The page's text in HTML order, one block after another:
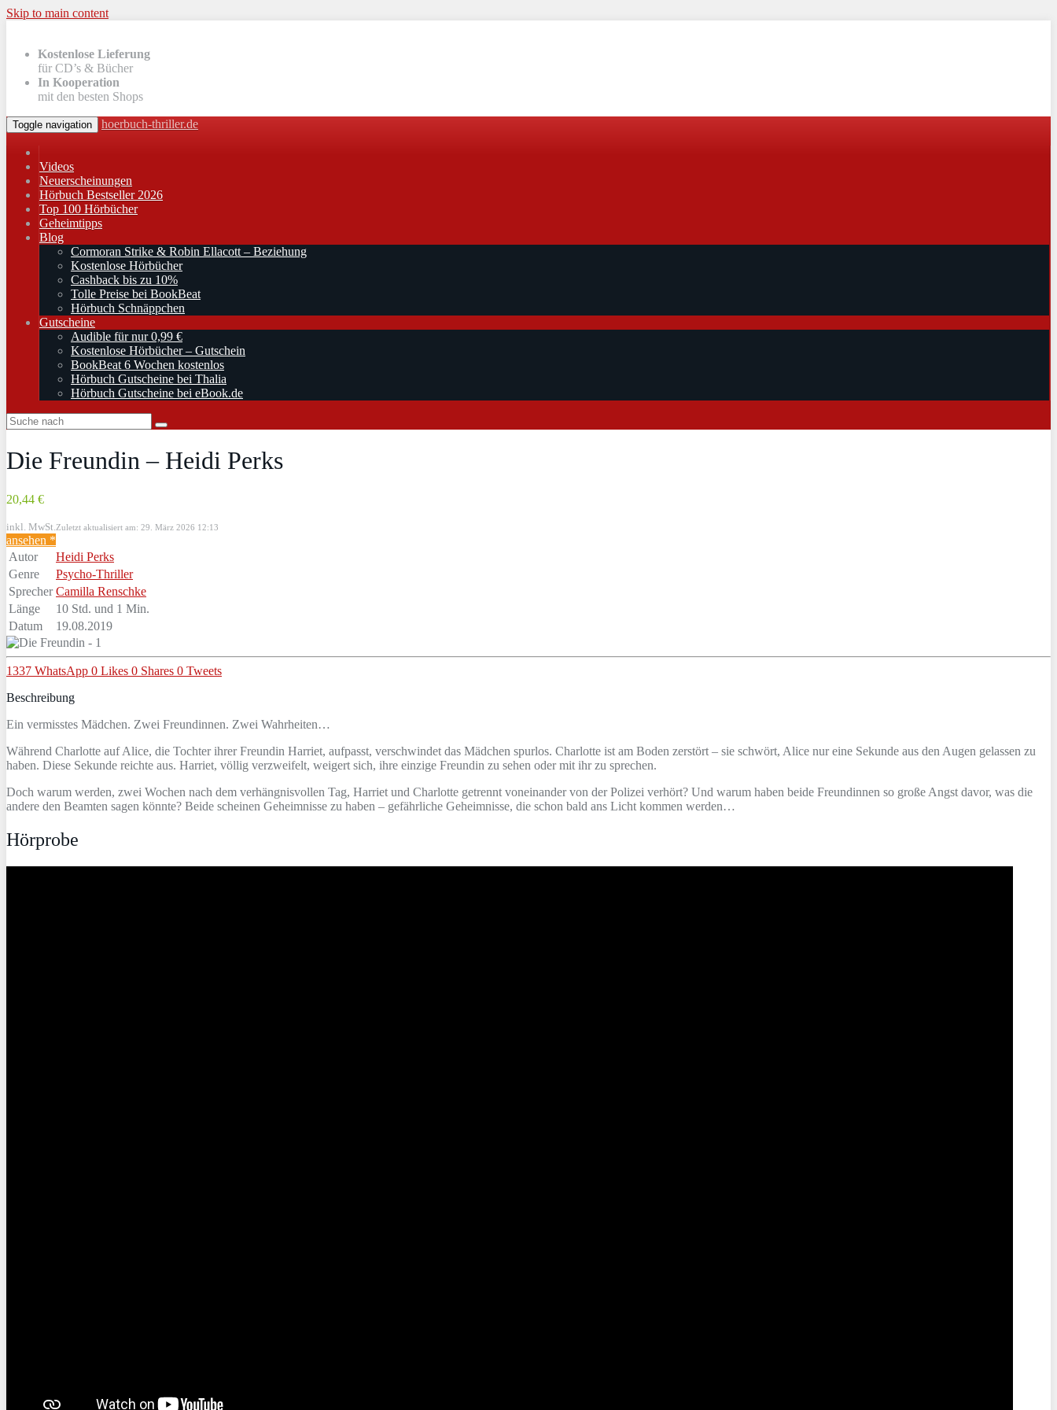
Skip to main content
Kostenlose Lieferung
für CD’s & Bücher
In Kooperation
mit den besten Shops
Toggle navigation hoerbuch-thriller.de
Videos
Neuerscheinungen
Hörbuch Bestseller 2026
Top 100 Hörbücher
Geheimtipps
Blog
Cormoran Strike & Robin Ellacott – Beziehung
Kostenlose Hörbücher
Cashback bis zu 10%
Tolle Preise bei BookBeat
Hörbuch Schnäppchen
Gutscheine
Audible für nur 0,99 €
Kostenlose Hörbücher – Gutschein
BookBeat 6 Wochen kostenlos
Hörbuch Gutscheine bei Thalia
Hörbuch Gutscheine bei eBook.de
Die Freundin – Heidi Perks
20,44 €
inkl. MwSt. Zuletzt aktualisiert am: 29. März 2026 12:13
ansehen *
Autor
Heidi Perks
Genre
Psycho-Thriller
Sprecher Camilla Renschke
Länge
10 Std. und 1 Min.
Datum
19.08.2019
1337 WhatsApp 0 Likes 0 Shares 0 Tweets
Beschreibung
Ein vermisstes Mädchen. Zwei Freundinnen. Zwei Wahrheiten…
Während Charlotte auf Alice, die Tochter ihrer Freundin Harriet, aufpasst, verschwindet das Mädchen spurlos. Charlotte ist am Boden zerstört – sie schwört, Alice nur eine Sekunde aus den Augen gelassen zu
haben. Diese Sekunde reichte aus. Harriet, völlig verzweifelt, weigert sich, ihre einzige Freundin zu sehen oder mit ihr zu sprechen.
Doch warum werden, zwei Wochen nach dem verhängnisvollen Tag, Harriet und Charlotte getrennt voneinander von der Polizei verhört? Und warum haben beide Freundinnen so große Angst davor, was die
andere den Beamten sagen könnte? Beide scheinen Geheimnisse zu haben – gefährliche Geheimnisse, die schon bald ans Licht kommen werden…
Hörprobe